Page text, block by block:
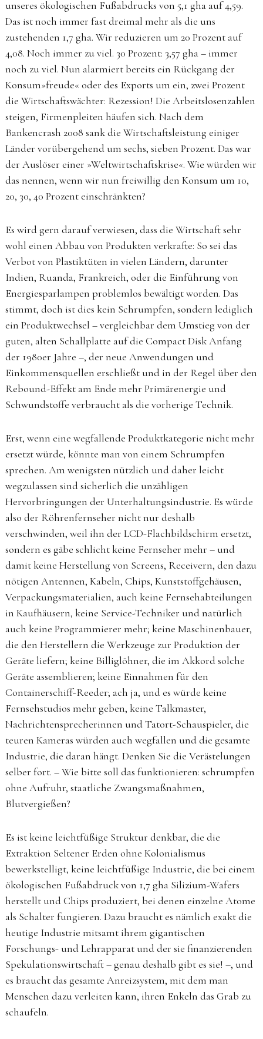
unseres ökologischen Fußabdrucks von 5,1 gha auf 4,59.
Das ist noch immer fast dreimal mehr als die uns
zustehenden 1,7 gha. Wir reduzieren um 20 Prozent auf
4,08. Noch immer zu viel. 30 Prozent: 3,57 gha – immer
noch zu viel. Nun alarmiert bereits ein Rückgang der
Konsum»freude« oder des Exports um ein, zwei Prozent
die Wirtschaftswächter: Rezession! Die Arbeitslosenzahlen
steigen, Firmenpleiten häufen sich. Nach dem
Bankencrash 2008 sank die Wirtschaftsleistung einiger
Länder vorübergehend um sechs, sieben Prozent. Das war
der Auslöser einer »Weltwirtschaftskrise«. Wie würden wir
das nennen, wenn wir nun freiwillig den Konsum um 10,
20, 30, 40 Prozent einschränkten?
Es wird gern darauf verwiesen, dass die Wirtschaft sehr
wohl einen Abbau von Produkten verkrafte: So sei das
Verbot von Plastiktüten in vielen Ländern, darunter
Indien, Ruanda, Frankreich, oder die Einführung von
Energiesparlampen problemlos bewältigt worden. Das
stimmt, doch ist dies kein Schrumpfen, sondern lediglich
ein Produktwechsel – vergleichbar dem Umstieg von der
guten, alten Schallplatte auf die Compact Disk Anfang
der 1980er Jahre –, der neue Anwendungen und
Einkommensquellen erschließt und in der Regel über den
Rebound-Effekt am Ende mehr Primärenergie und
Schwundstoffe verbraucht als die vorherige Technik.
Erst, wenn eine wegfallende Produktkategorie nicht mehr
ersetzt würde, könnte man von einem Schrumpfen
sprechen. Am wenigsten nützlich und daher leicht
wegzulassen sind sicherlich die unzähligen
Hervorbringungen der Unterhaltungsindustrie. Es würde
also der Röhrenfernseher nicht nur deshalb
verschwinden, weil ihn der LCD-Flachbildschirm ersetzt,
sondern es gäbe schlicht keine Fernseher mehr – und
damit keine Herstellung von Screens, Receivern, den dazu
nötigen Antennen, Kabeln, Chips, Kunststoffgehäusen,
Verpackungsmaterialien, auch keine Fernsehabteilungen
in Kaufhäusern, keine Service-Techniker und natürlich
auch keine Programmierer mehr; keine Maschinenbauer,
die den Herstellern die Werkzeuge zur Produktion der
Geräte liefern; keine Billiglöhner, die im Akkord solche
Geräte assemblieren; keine Einnahmen für den
Containerschiff-Reeder; ach ja, und es würde keine
Fernsehstudios mehr geben, keine Talkmaster,
Nachrichtensprecherinnen und Tatort-Schauspieler, die
teuren Kameras würden auch wegfallen und die gesamte
Industrie, die daran hängt. Denken Sie die Verästelungen
selber fort. – Wie bitte soll das funktionieren: schrumpfen
ohne Aufruhr, staatliche Zwangsmaßnahmen,
Blutvergießen?
Es ist keine leichtfüßige Struktur denkbar, die die
Extraktion Seltener Erden ohne Kolonialismus
bewerkstelligt, keine leichtfüßige Industrie, die bei einem
ökologischen Fußabdruck von 1,7 gha Silizium-Wafers
herstellt und Chips produziert, bei denen einzelne Atome
als Schalter fungieren. Dazu braucht es nämlich exakt die
heutige Industrie mitsamt ihrem gigantischen
Forschungs- und Lehrapparat und der sie finanzierenden
Spekulationswirtschaft – genau deshalb gibt es sie! –, und
es braucht das gesamte Anreizsystem, mit dem man
Menschen dazu verleiten kann, ihren Enkeln das Grab zu
schaufeln.